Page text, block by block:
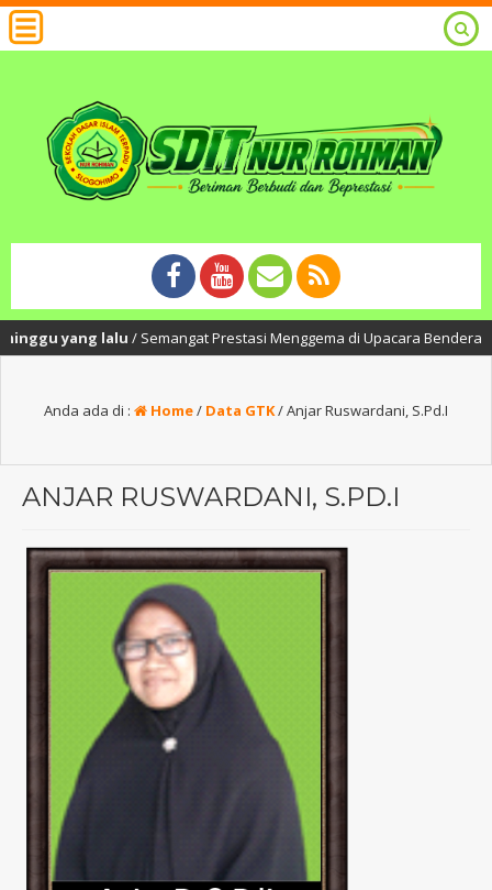
yang lalu/ Semangat Prestasi Menggema di Upacara Bendera
Anda ada di : Home/ Data GTK/Anjar Ruswardani, S.Pd.I
ANJAR RUSWARDANI, S.PD.I